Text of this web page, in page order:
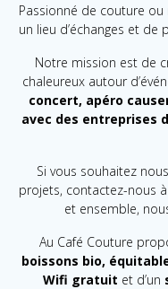
Passionné de couture
un lieu d’échanges et de
Notre mission est de
chaleureux autour
concert, apéro
avec des entreprises
Si vous souhaitez
projets, contactez-nous à
et ensemble,
Au Café Couture
boissons bio,
Wifi gratuit et d’un